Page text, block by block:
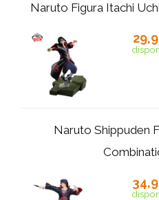
Naruto Figura Itachi
Naruto Shippuden